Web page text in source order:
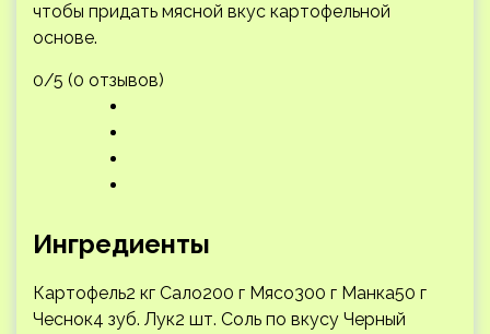
чтобы придать мясной вкус картофельной
основе.
0/5 (0 отзывов)
Ингредиенты
Картофель2 кг Сало200 г Мясо300 г Манка50 г
Чеснок4 зуб. Лук2 шт. Соль по вкусу Черный